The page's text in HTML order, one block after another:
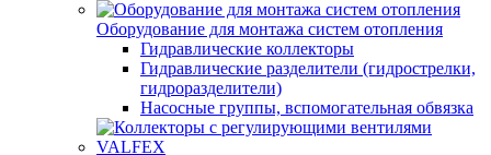
Оборудование для монтажа систем отопления
Гидравлические коллекторы
Гидравлические разделители (гидрострелки,
гидроразделители)
Насосные группы, вспомогательная обвязка